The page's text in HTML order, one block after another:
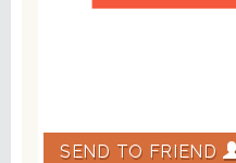
SEND TO FRIEND